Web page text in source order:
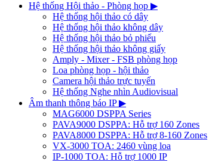
Hệ thống Hội thảo - Phòng họp ▶
Hệ thống hội thảo có dây
Hệ thống hội thảo không dây
Hệ thống hội thảo bỏ phiếu
Hệ thống hội thảo không giấy
Amply - Mixer - FSB phòng họp
Loa phòng họp - hội thảo
Camera hội thảo trực tuyến
Hệ thống Nghe nhìn Audiovisual
Âm thanh thông báo IP▶
MAG6000 DSPPA Series
PAVA9000 DSPPA: Hỗ trợ 160 Zones
PAVA8000 DSPPA: Hỗ trợ 8-160 Zones
VX-3000 TOA: 2460 vùng loa
IP-1000 TOA: Hỗ trợ 1000 IP